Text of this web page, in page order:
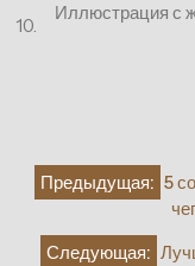
10.
Иллюстрация с
Навигация
по
записям
Предыдущая: 5
Следующая: